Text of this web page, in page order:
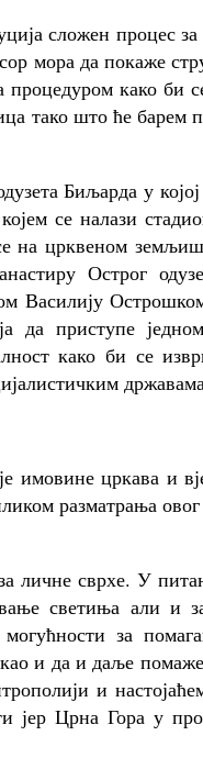
сложен процес
мора да покаже
како би
тако што ће барем
Биљарда у којој
се налази
на црквеном
Острог
Василију
да приступе
како би се
цркава и
разматрања
сврхе. У
светиња али и
за
и да и даље
и
јер Црна Гора у